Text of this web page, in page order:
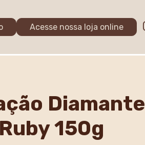
Acesse nossa loja online
Diamante
Ruby 150g